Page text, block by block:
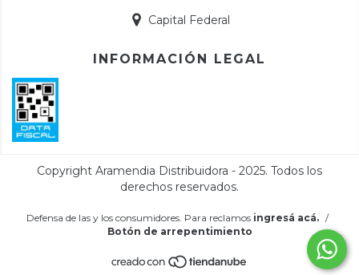
Capital Federal
INFORMACIÓN LEGAL
Defensa de las y los consumidores. Para reclamos ingresá acá. /
Botón de arrepentimiento